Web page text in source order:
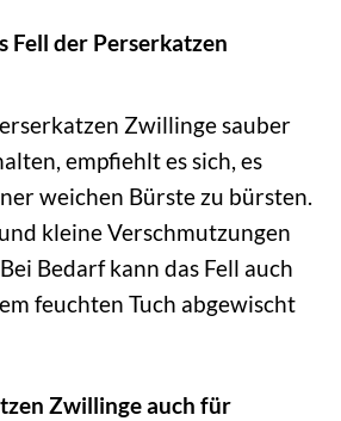
Fell der Perserkatzen
Zwillinge sauber
empfiehlt es sich, es
weichen Bürste zu bürsten.
kleine Verschmutzungen
Bedarf kann das Fell auch
feuchten Tuch abgewischt
Zwillinge auch für